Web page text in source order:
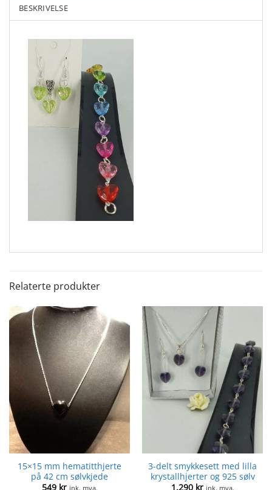
BESKRIVELSE
Relaterte produkter
15×15 mm hematitthjerte
på 42 cm sølvkjede
549 kr ink. mva.
3-delt smykkesett med lilla
krystallhjerter og 925 sølv
1.290 kr ink. mva.